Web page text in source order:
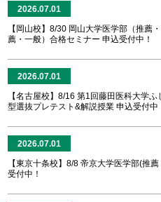
2026.07.01
【岡山校】8/30 岡山大学医学部（推薦
薦・一般）合格セミナー 申込受付中！
2026.07.01
【名古屋校】8/16 第1回藤田医科大学
型選抜プレテスト&解説授業 申込受付中
2026.07.01
【東京十条校】8/8 帝京大学医学部(推
受付中！